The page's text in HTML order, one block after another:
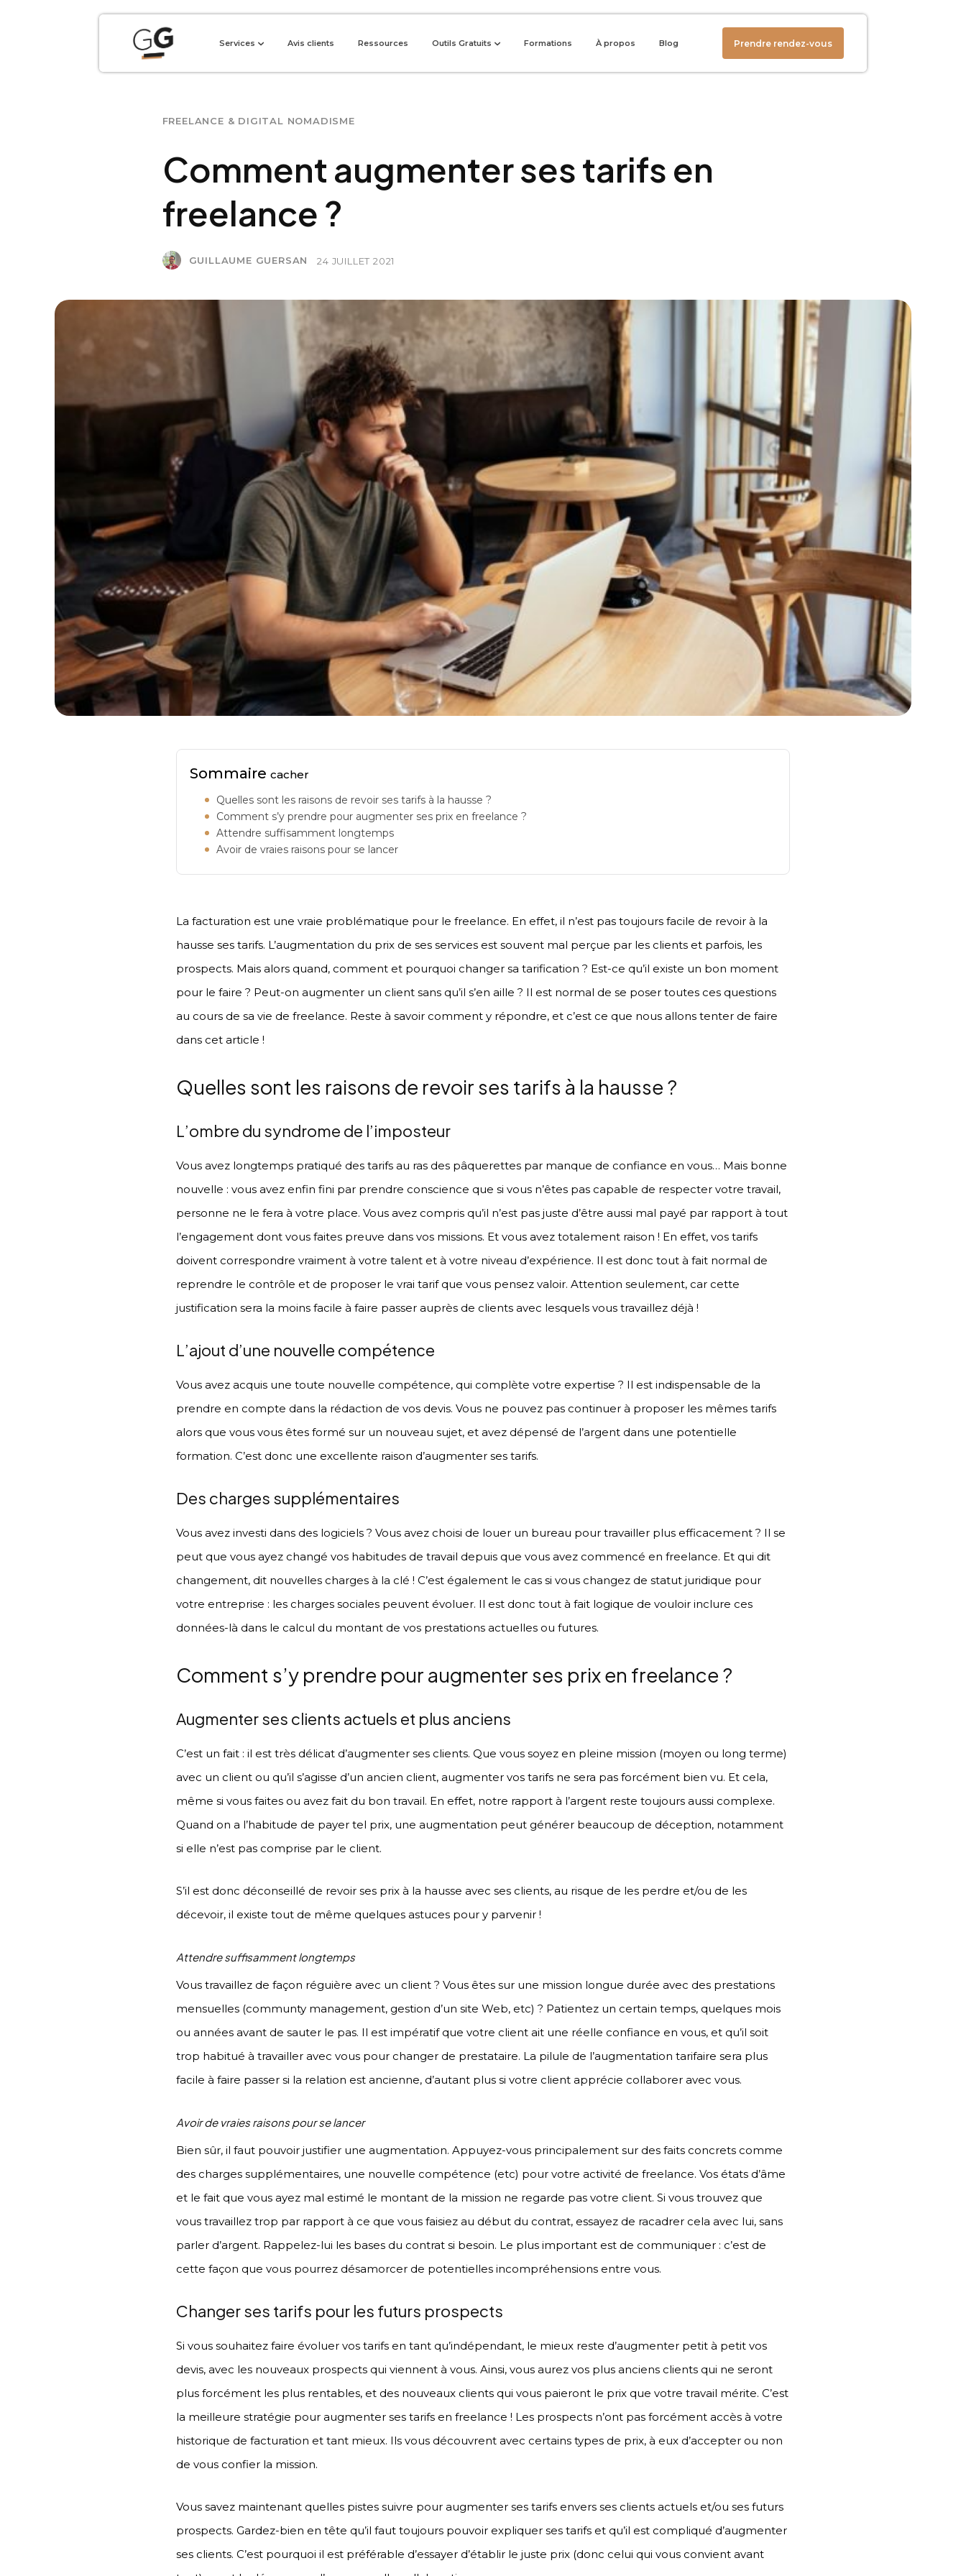
Services Avis clients Ressources Outils Gratuits Formations À propos Blog Prendre rendez-vous
FREELANCE & DIGITAL NOMADISME
Comment augmenter ses tarifs en
freelance ?
GUILLAUME GUERSAN 24 JUILLET 2021
Sommaire cacher
Quelles sont les raisons de revoir ses tarifs à la hausse ?
Comment s’y prendre pour augmenter ses prix en freelance ?
Attendre suffisamment longtemps
Avoir de vraies raisons pour se lancer
La facturation est une vraie problématique pour le freelance. En effet, il n’est pas toujours facile de revoir à la
hausse ses tarifs. L’augmentation du prix de ses services est souvent mal perçue par les clients et parfois, les
prospects. Mais alors quand, comment et pourquoi changer sa tarification ? Est-ce qu’il existe un bon moment
pour le faire ? Peut-on augmenter un client sans qu’il s’en aille ? Il est normal de se poser toutes ces questions
au cours de sa vie de freelance. Reste à savoir comment y répondre, et c’est ce que nous allons tenter de faire
dans cet article !
Quelles sont les raisons de revoir ses tarifs à la hausse ?
L’ombre du syndrome de l’imposteur
Vous avez longtemps pratiqué des tarifs au ras des pâquerettes par manque de confiance en vous… Mais bonne
nouvelle : vous avez enfin fini par prendre conscience que si vous n’êtes pas capable de respecter votre travail,
personne ne le fera à votre place. Vous avez compris qu’il n’est pas juste d’être aussi mal payé par rapport à tout
l’engagement dont vous faites preuve dans vos missions. Et vous avez totalement raison ! En effet, vos tarifs
doivent correspondre vraiment à votre talent et à votre niveau d’expérience. Il est donc tout à fait normal de
reprendre le contrôle et de proposer le vrai tarif que vous pensez valoir. Attention seulement, car cette
justification sera la moins facile à faire passer auprès de clients avec lesquels vous travaillez déjà !
L’ajout d’une nouvelle compétence
Vous avez acquis une toute nouvelle compétence, qui complète votre expertise ? Il est indispensable de la
prendre en compte dans la rédaction de vos devis. Vous ne pouvez pas continuer à proposer les mêmes tarifs
alors que vous vous êtes formé sur un nouveau sujet, et avez dépensé de l’argent dans une potentielle
formation. C’est donc une excellente raison d’augmenter ses tarifs.
Des charges supplémentaires
Vous avez investi dans des logiciels ? Vous avez choisi de louer un bureau pour travailler plus efficacement ? Il se
peut que vous ayez changé vos habitudes de travail depuis que vous avez commencé en freelance. Et qui dit
changement, dit nouvelles charges à la clé ! C’est également le cas si vous changez de statut juridique pour
votre entreprise : les charges sociales peuvent évoluer. Il est donc tout à fait logique de vouloir inclure ces
données-là dans le calcul du montant de vos prestations actuelles ou futures.
Comment s’y prendre pour augmenter ses prix en freelance ?
Augmenter ses clients actuels et plus anciens
C’est un fait : il est très délicat d’augmenter ses clients. Que vous soyez en pleine mission (moyen ou long terme)
avec un client ou qu’il s’agisse d’un ancien client, augmenter vos tarifs ne sera pas forcément bien vu. Et cela,
même si vous faites ou avez fait du bon travail. En effet, notre rapport à l’argent reste toujours aussi complexe.
Quand on a l’habitude de payer tel prix, une augmentation peut générer beaucoup de déception, notamment
si elle n’est pas comprise par le client.
S’il est donc déconseillé de revoir ses prix à la hausse avec ses clients, au risque de les perdre et/ou de les
décevoir, il existe tout de même quelques astuces pour y parvenir !
Attendre suffisamment longtemps
Vous travaillez de façon réguière avec un client ? Vous êtes sur une mission longue durée avec des prestations
mensuelles (communty management, gestion d’un site Web, etc) ? Patientez un certain temps, quelques mois
ou années avant de sauter le pas. Il est impératif que votre client ait une réelle confiance en vous, et qu’il soit
trop habitué à travailler avec vous pour changer de prestataire. La pilule de l’augmentation tarifaire sera plus
facile à faire passer si la relation est ancienne, d’autant plus si votre client apprécie collaborer avec vous.
Avoir de vraies raisons pour se lancer
Bien sûr, il faut pouvoir justifier une augmentation. Appuyez-vous principalement sur des faits concrets comme
des charges supplémentaires, une nouvelle compétence (etc) pour votre activité de freelance. Vos états d’âme
et le fait que vous ayez mal estimé le montant de la mission ne regarde pas votre client. Si vous trouvez que
vous travaillez trop par rapport à ce que vous faisiez au début du contrat, essayez de racadrer cela avec lui, sans
parler d’argent. Rappelez-lui les bases du contrat si besoin. Le plus important est de communiquer : c’est de
cette façon que vous pourrez désamorcer de potentielles incompréhensions entre vous.
Changer ses tarifs pour les futurs prospects
Si vous souhaitez faire évoluer vos tarifs en tant qu’indépendant, le mieux reste d’augmenter petit à petit vos
devis, avec les nouveaux prospects qui viennent à vous. Ainsi, vous aurez vos plus anciens clients qui ne seront
plus forcément les plus rentables, et des nouveaux clients qui vous paieront le prix que votre travail mérite. C’est
la meilleure stratégie pour augmenter ses tarifs en freelance ! Les prospects n’ont pas forcément accès à votre
historique de facturation et tant mieux. Ils vous découvrent avec certains types de prix, à eux d’accepter ou non
de vous confier la mission.
Vous savez maintenant quelles pistes suivre pour augmenter ses tarifs envers ses clients actuels et/ou ses futurs
prospects. Gardez-bien en tête qu’il faut toujours pouvoir expliquer ses tarifs et qu’il est compliqué d’augmenter
ses clients. C’est pourquoi il est préférable d’essayer d’établir le juste prix (donc celui qui vous convient avant